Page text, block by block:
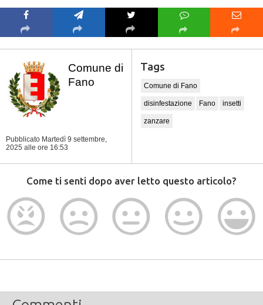
Comune di
Fano
Pubblicato Martedì 9 settembre,
2025 alle ore 16:53
Tags
Comune di Fano
disinfestazione Fano insetti
zanzare
Come ti senti dopo aver letto questo articolo?